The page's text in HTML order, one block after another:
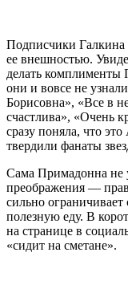
Подписчики Галкина
ее внешностью.
делать комплименты
они и вовсе не
Борисовна», «Все в
счастлива», «Очень
сразу поняла, что
твердили фанаты
Сама Примадонна не
преображения —
сильно ограничивает
полезную еду. В
на странице в
«сидит на сметане».